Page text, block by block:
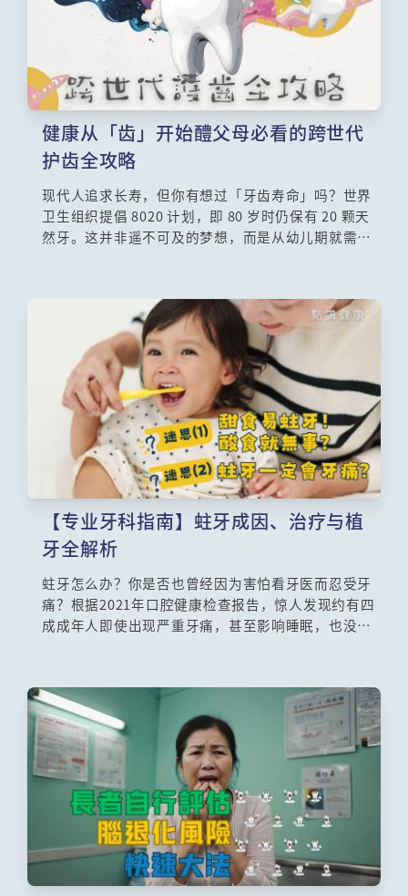
健康从「齿」开始醴父母必看的跨世代
护齿全攻略
现代人追求长寿，但你有想过「牙齿寿命」吗？世界
卫生组织提倡 8020 计划，即 80 岁时仍保有 20 颗天
然牙。这并非遥不可及的梦想，而是从幼儿期就需动
换，蛀了也没关系，却忽视了乳牙具有「空间维持」
的重任。若乳牙过早因蛀牙拔除，后方的牙齿会移
位，直接导致未来恒齿排列混乱。本文将带你走进儿
童牙科的世界，拆解如何透过正确清洁与定期检查，
并整合港大儿童齿科专家、牙医及中医博士建议，为
家长提供中西合璧的护齿方案。让我们重新定义口腔
健康，别让孩子的笑容输在起跑线上。
【专业牙科指南】蛀牙成因、治疗与植
牙全解析
蛀牙怎么办？你是否也曾经因为害怕看牙医而忍受牙
痛？根据2021年口腔健康检查报告，惊人发现约有四
成成年人即使出现严重牙痛，甚至影响睡眠，也没有
牙的关键知识、解析蛀牙成因、治疗与植牙选择，帮
助你建立正确的口腔保健观念。